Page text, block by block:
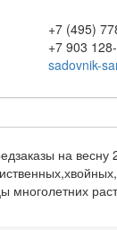
+7 (495)
+7 903
sadovnik-
на весну
многолетних